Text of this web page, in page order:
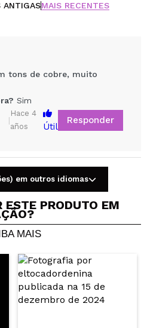
ANTIGASMAIS RECENTES
compra? Sim Não
5/5
tons de cobre, muito
Sim
|
Hace 4
años
Útil
Responder
em outros idiomas
ESTE PRODUTO EM
MAIS